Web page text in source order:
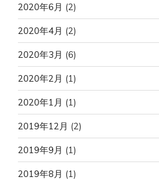
2020年6月 (2)
2020年4月 (2)
2020年3月 (6)
2020年2月 (1)
2020年1月 (1)
2019年12月 (2)
2019年9月 (1)
2019年8月 (1)